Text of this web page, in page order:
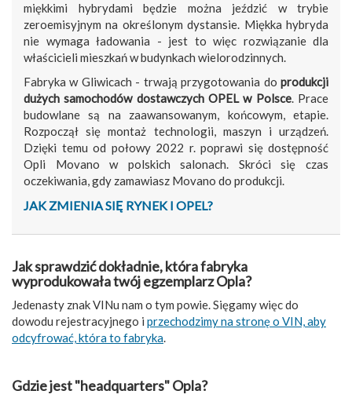
miękkimi hybrydami będzie można jeździć w trybie
zeroemisyjnym na określonym dystansie. Miękka hybryda
nie wymaga ładowania - jest to więc rozwiązanie dla
właścicieli mieszkań w budynkach wielorodzinnych.
Fabryka w Gliwicach - trwają przygotowania do produkcji
dużych samochodów dostawczych OPEL w Polsce. Prace
budowlane są na zaawansowanym, końcowym, etapie.
Rozpoczął się montaż technologii, maszyn i urządzeń.
Dzięki temu od połowy 2022 r. poprawi się dostępność
Opli Movano w polskich salonach. Skróci się czas
oczekiwania, gdy zamawiasz Movano do produkcji.
JAK ZMIENIA SIĘ RYNEK I OPEL?
Jak sprawdzić dokładnie, która fabryka
wyprodukowała twój egzemplarz Opla?
Jedenasty znak VINu nam o tym powie. Sięgamy więc do
dowodu rejestracyjnego i przechodzimy na stronę o VIN, aby
odcyfrować, która to fabryka.
Gdzie jest "headquarters" Opla?